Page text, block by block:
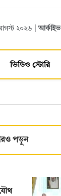
২০২৬ |আর্কাইভ
ভিডিও স্টোরি
পড়ুন